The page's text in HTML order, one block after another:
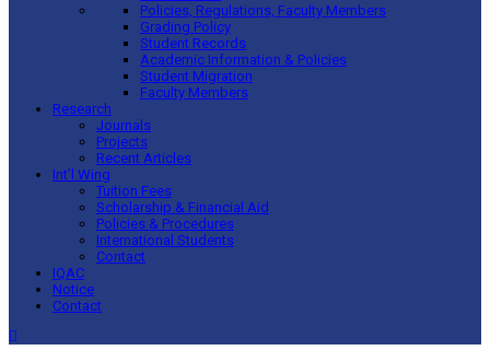
Policies, Regulations, Faculty Members
Grading Policy
Student Records
Academic Information & Policies
Student Migration
Faculty Members
Research
Journals
Projects
Recent Articles
Int’l Wing
Tuition Fees
Scholarship & Financial Aid
Policies & Procedures
International Students
Contact
IQAC
Notice
Contact